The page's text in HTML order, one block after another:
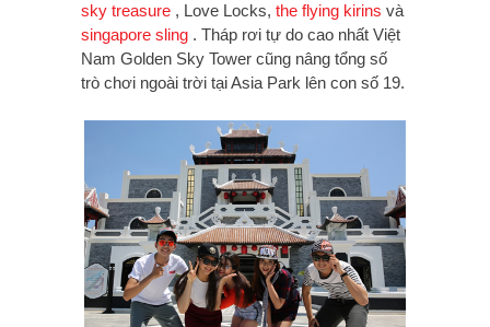
sky treasure , Love Locks, the flying kirins và
singapore sling . Tháp rơi tự do cao nhất Việt
Nam Golden Sky Tower cũng nâng tổng số
trò chơi ngoài trời tại Asia Park lên con số 19.